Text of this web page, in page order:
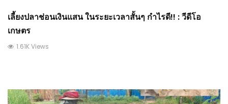
เลี้ยงปลาช่อนเงินแสน ในระยะเวลาสั้นๆ กำไรดี!! : วีดีโอ
เกษตร
1.61K Views